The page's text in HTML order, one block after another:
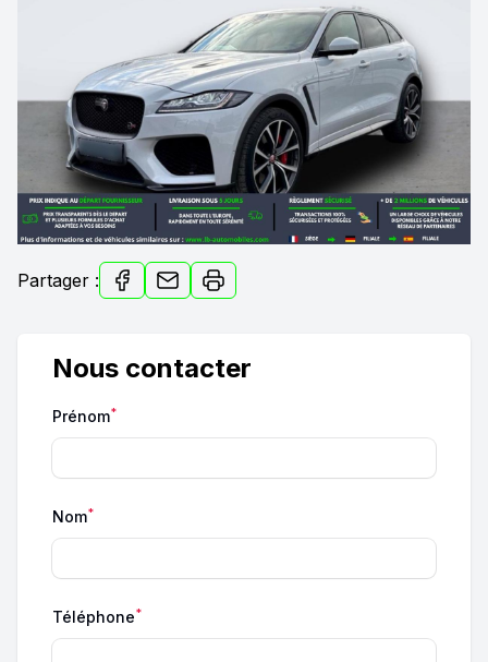
Partager :
Nous contacter
Prénom*
Nom*
Téléphone*